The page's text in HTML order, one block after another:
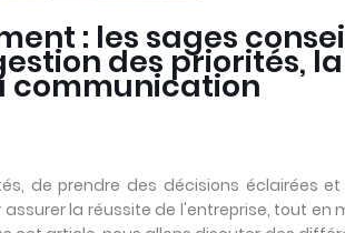
: les sages
des priorités,
communication
de prendre des décisions éclairées
la réussite de l'entreprise, tout en